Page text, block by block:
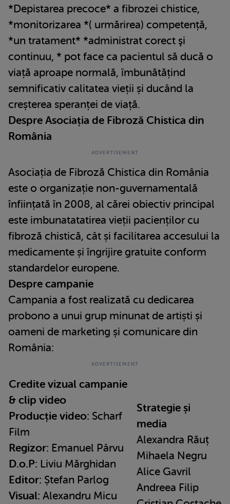
*Depistarea precoce* a fibrozei chistice,
*monitorizarea *( urmărirea) competență,
*un tratament* *administrat corect şi
continuu, * pot face ca pacientul să ducă o
viață aproape normală, îmbunătățind
semnificativ calitatea vieții și ducând la
creșterea speranței de viață.
Despre Asociația de Fibroză Chistica din
România
Asociația de Fibroză Chistica din România
este o organizație non-guvernamentală
înființată în 2008, al cărei obiectiv principal
este imbunatatatirea vieții pacienților cu
fibroză chistică, cât și facilitarea accesului la
medicamente și îngrijire gratuite conform
standardelor europene.
Despre campanie
Campania a fost realizată cu dedicarea
probono a unui grup minunat de artiști și
oameni de marketing și comunicare din
România:
Credite vizual campanie
& clip video
Producție video: Scharf
Film
Regizor: Emanuel Pârvu
D.o.P: Liviu Mărghidan
Editor: Ștefan Parlog
Visual: Alexandru Micu
Strategie și
media
Alexandra Răuț
Mihaela Negru
Alice Gavril
Andreea Filip